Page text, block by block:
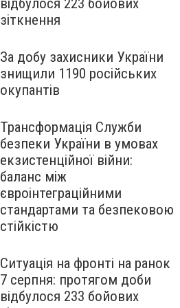
відбулося 223 бойових
зіткнення
За добу захисники України
знищили 1190 російських
окупантів
Трансформація Служби
безпеки України в умовах
екзистенційної війни:
баланс між
євроінтеграційними
стандартами та безпековою
стійкістю
Ситуація на фронті на ранок
7 серпня: протягом доби
відбулося 233 бойових